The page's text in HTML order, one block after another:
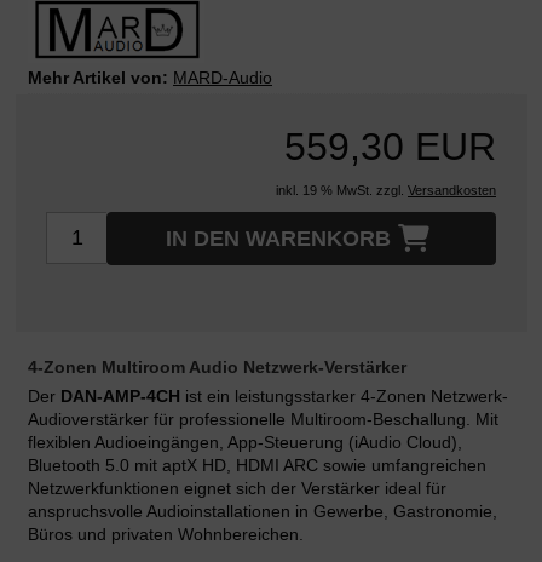
Mehr Artikel von: MARD-Audio
559,30 EUR
inkl. 19 % MwSt. zzgl. Versandkosten
IN DEN WARENKORB
4-Zonen Multiroom Audio Netzwerk-Verstärker
Der DAN-AMP-4CH ist ein leistungsstarker 4-Zonen Netzwerk-
Audioverstärker für professionelle Multiroom-Beschallung. Mit
flexiblen Audioeingängen, App-Steuerung (iAudio Cloud),
Bluetooth 5.0 mit aptX HD, HDMI ARC sowie umfangreichen
Netzwerkfunktionen eignet sich der Verstärker ideal für
anspruchsvolle Audioinstallationen in Gewerbe, Gastronomie,
Büros und privaten Wohnbereichen.